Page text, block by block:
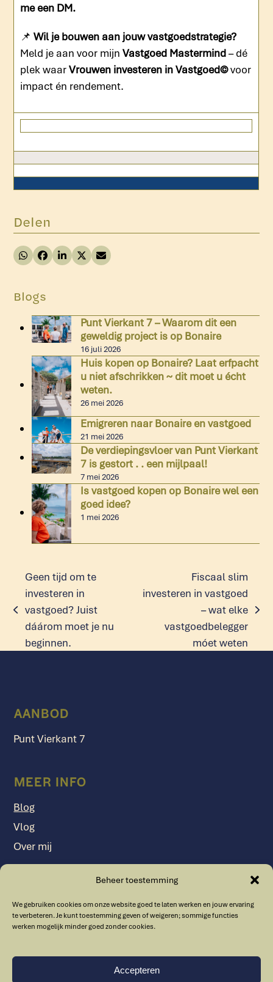
Beheer toestemming
We gebruiken cookies om onze website goed te laten werken en jouw ervaring
te verbeteren. Je kunt toestemming geven of weigeren; sommige functies
werken mogelijk minder goed zonder cookies.
Accepteren
me een DM.
📌Wil je bouwen aan jouw vastgoedstrategie?
Meld je aan voor mijnVastgoed Mastermind– dé
plek waarVrouwen investeren in Vastgoed©voor
impact én rendement.
Delen
Blogs
Punt Vierkant 7 – Waarom dit een
geweldig project is op Bonaire
16 juli 2026
Huis kopen op Bonaire? Laat erfpacht
u niet afschrikken ~ dit moet u écht
weten.
26 mei 2026
Emigreren naar Bonaire en vastgoed
21 mei 2026
De verdiepingsvloer van Punt Vierkant
7 is gestort . . een mijlpaal!
7 mei 2026
Is vastgoed kopen op Bonaire wel een
goed idee?
1 mei 2026
previous
post:
Geen tijd om te
investeren in
vastgoed? Juist
dáárom moet je nu
beginnen.
Fiscaal slim
investeren in vastgoed
– wat elke
vastgoedbelegger
móet weten
AANBOD
Punt Vierkant 7
MEER INFO
Blog
Vlog
Over mij
VOLG ELSBETH
LinkedIn
YouTube